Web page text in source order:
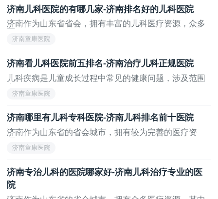
方面具有丰富的临床经验，尤其在儿童哮喘、免疫系统
疾病和新生儿疾病的诊治方面具有显著专长。医院配备
5.济南童康医院（综合医院，私立，营利性）：济
南童康医院在儿科领域具有一定的特色，尤其在儿童呼
吸系统疾病、过敏性疾病和免疫系统疾病的诊疗方面积
备，并拥有一支由副主任医师以上职称的儿科专家组成
的医疗团队，致力于为患儿提供专业、贴心的医疗服
务。
济南儿科医院的有哪几家-济南排名好的儿科医院
济南作为山东省省会，拥有丰富的儿科医疗资源，众多
济南童康医院
济南看儿科医院前五排名-济南治疗儿科正规医院
儿科疾病是儿童成长过程中常见的健康问题，涉及范围
济南童康医院
济南哪里有儿科专科医院-济南儿科排名前十医院
济南作为山东省的省会城市，拥有较为完善的医疗资
济南童康医院
济南专治儿科的医院哪家好-济南儿科治疗专业的医
院